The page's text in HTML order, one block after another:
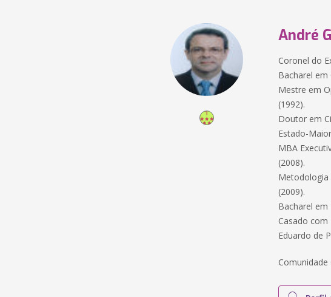
André
Coronel do
Bacharel em
Mestre em
(1992).
Doutor em
Estado-
MBA
(2008).
Metodologia
(2009).
Bacharel em
Casado
Eduardo de